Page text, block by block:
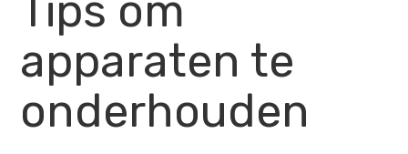
apparaten te
onderhouden